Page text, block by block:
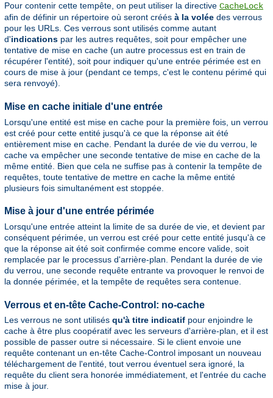
Pour contenir cette tempête, on peut utiliser la directive CacheLock
afin de définir un répertoire où seront créés à la volée des verrous
pour les URLs. Ces verrous sont utilisés comme autant
d'indications par les autres requêtes, soit pour empêcher une
tentative de mise en cache (un autre processus est en train de
récupérer l'entité), soit pour indiquer qu'une entrée périmée est en
cours de mise à jour (pendant ce temps, c'est le contenu périmé qui
sera renvoyé).
Mise en cache initiale d'une entrée
Lorsqu'une entité est mise en cache pour la première fois, un verrou
est créé pour cette entité jusqu'à ce que la réponse ait été
entièrement mise en cache. Pendant la durée de vie du verrou, le
cache va empêcher une seconde tentative de mise en cache de la
même entité. Bien que cela ne suffise pas à contenir la tempête de
requêtes, toute tentative de mettre en cache la même entité
plusieurs fois simultanément est stoppée.
Mise à jour d'une entrée périmée
Lorsqu'une entrée atteint la limite de sa durée de vie, et devient par
conséquent périmée, un verrou est créé pour cette entité jusqu'à ce
que la réponse ait été soit confirmée comme encore valide, soit
remplacée par le processus d'arrière-plan. Pendant la durée de vie
du verrou, une seconde requête entrante va provoquer le renvoi de
la donnée périmée, et la tempête de requêtes sera contenue.
Verrous et en-tête Cache-Control: no-cache
Les verrous ne sont utilisés qu'à titre indicatif pour enjoindre le
cache à être plus coopératif avec les serveurs d'arrière-plan, et il est
possible de passer outre si nécessaire. Si le client envoie une
requête contenant un en-tête Cache-Control imposant un nouveau
téléchargement de l'entité, tout verrou éventuel sera ignoré, la
requête du client sera honorée immédiatement, et l'entrée du cache
mise à jour.